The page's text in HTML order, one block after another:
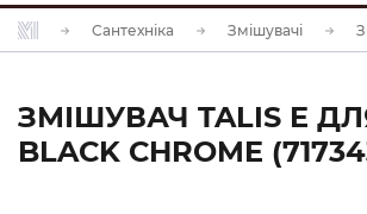
Сантехніка Змішувачі
ЗМІШУВАЧ TALIS E
BLACK CHROME